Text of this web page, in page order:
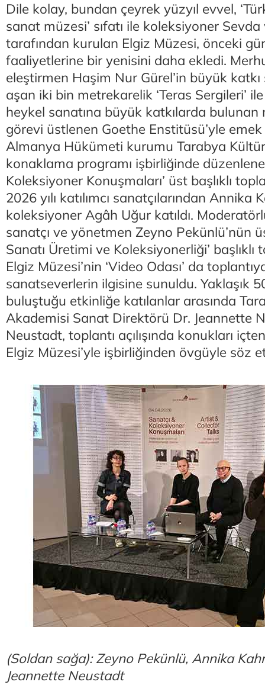
Dile kolay, bundan çeyrek yüzyıl evvel,
sanat müzesi’ sıfatı ile koleksiyoner
tarafından kurulan Elgiz Müzesi, önceki
faaliyetlerine bir yenisini daha ekledi.
eleştirmen Haşim Nur Gürel’in büyük katkı
aşan iki bin metrekarelik ‘Teras Sergileri’
heykel sanatına büyük katkılarda
görevi üstlenen Goethe Enstitüsü’yle
Almanya Hükümeti kurumu Tarabya
konaklama programı işbirliğinde
Koleksiyoner Konuşmaları’ üst başlıklı
2026 yılı katılımcı sanatçılarından Annika
koleksiyoner Agâh Uğur katıldı.
sanatçı ve yönetmen Zeyno Pekünlü’nün
Sanatı Üretimi ve Koleksiyonerliği’ başlıklı
Elgiz Müzesi’nin ‘Video Odası’ da
sanatseverlerin ilgisine sunuldu. Yaklaşık
buluştuğu etkinliğe katılanlar arasında
Akademisi Sanat Direktörü Dr. Jeannette
Neustadt, toplantı açılışında konukları
Elgiz Müzesi’yle işbirliğinden övgüyle söz
(Soldan sağa): Zeyno Pekünlü, Annika
Jeannette Neustadt